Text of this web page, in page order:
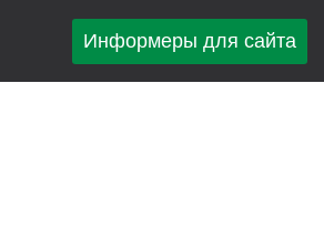
Информеры для сайта